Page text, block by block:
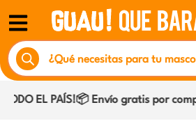
contenido
Búsqueda
de
productos
EL PAÍS!📦 Envío gratis por